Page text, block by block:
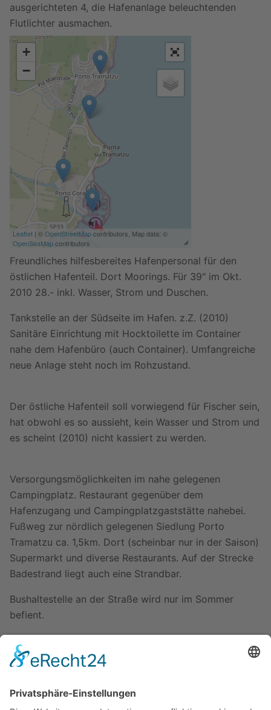
ausgerichteten 4, die Hafenanlage beleuchtenden
Flutlichter ausmachen.
+
−
Leaflet | ©OpenStreetMapcontributors, Map data: ©
OpenSeaMapcontributors
Freundliches hilfesbereites Hafenpersonal für den
östlichen Hafenteil. Dort Moorings. Für 39" im Okt.
2010 28.- inkl. Wasser, Strom und Duschen.
Tankstelle an der Südseite im Hafen. z.Z. (2010)
Sanitäre Einrichtung mit Hocktoilette im Container
nahe dem Hafenbüro (auch Container). Umfangreiche
neue Anlage steht noch im Rohzustand.
Der östliche Hafenteil soll vorwiegend für Fischer sein,
hat obwohl es so aussieht, kein Wasser und Strom und
es scheint (2010) nicht kassiert zu werden.
Versorgungsmöglichkeiten im nahe gelegenen
Campingplatz. Restaurant gegenüber dem
Hafenzugang und Campingplatzgaststätte nahebei.
Fußweg zur nördlich gelegenen Siedlung Porto
Tramatzu ca. 1,5km. Dort (scheinbar nur in der Saison)
Supermarkt und diverse Restaurants. Auf der Strecke
Badestrand liegt auch eine Strandbar.
Bushaltestelle an der Straße wird nur im Sommer
befient.
Bilder